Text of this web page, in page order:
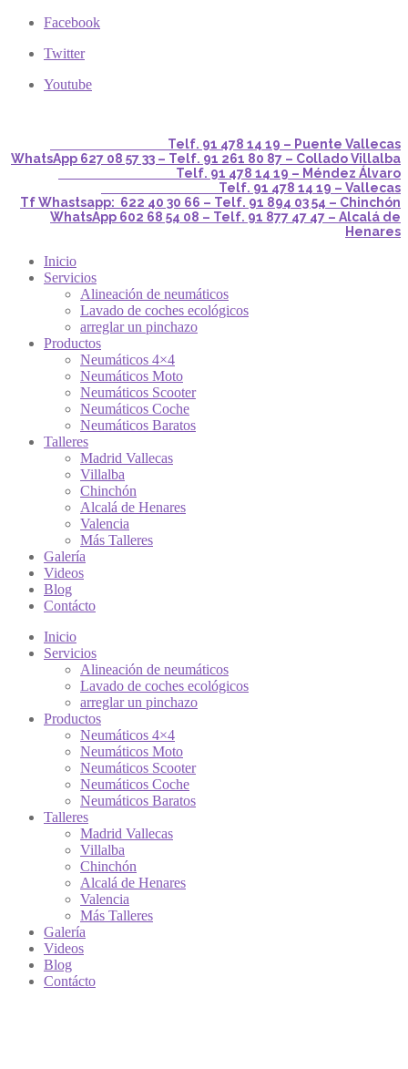
Facebook
Twitter
Youtube
Telf. 91 478 14 19 – Puente Vallecas
WhatsApp 627 08 57 33 – Telf. 91 261 80 87 – Collado Villalba
Telf. 91 478 14 19 – Méndez Álvaro
Telf. 91 478 14 19 – Vallecas
Tf Whastsapp: 622 40 30 66 – Telf. 91 894 03 54 – Chinchón
WhatsApp 602 68 54 08 – Telf. 91 877 47 47 – Alcalá de
Henares
Inicio
Servicios
Alineación de neumáticos
Lavado de coches ecológicos
arreglar un pinchazo
Productos
Neumáticos 4×4
Neumáticos Moto
Neumáticos Scooter
Neumáticos Coche
Neumáticos Baratos
Talleres
Madrid Vallecas
Villalba
Chinchón
Alcalá de Henares
Valencia
Más Talleres
Galería
Videos
Blog
Contácto
Inicio
Servicios
Alineación de neumáticos
Lavado de coches ecológicos
arreglar un pinchazo
Productos
Neumáticos 4×4
Neumáticos Moto
Neumáticos Scooter
Neumáticos Coche
Neumáticos Baratos
Talleres
Madrid Vallecas
Villalba
Chinchón
Alcalá de Henares
Valencia
Más Talleres
Galería
Videos
Blog
Contácto